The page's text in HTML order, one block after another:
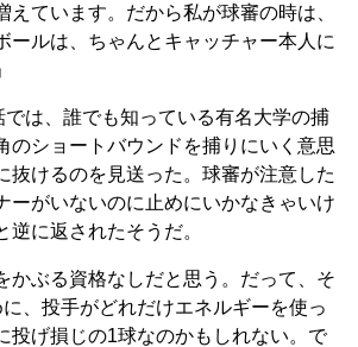
えています。だから私が球審の時は、
ールは、ちゃんとキャッチャー本人に
は、誰でも知っている有名大学の捕
のショートバウンドを捕りにいく意思
抜けるのを見送った。球審が注意した
ーがいないのに止めにいかなきゃいけ
逆に返されたそうだ。
かぶる資格なしだと思う。だって、そ
、投手がどれだけエネルギーを使っ
投げ損じの1球なのかもしれない。で